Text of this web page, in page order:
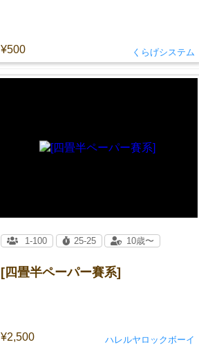
¥500 くらげシステム
[四畳半ペーパー賽系]
¥2,500
1-100 25-25 10歳〜
ハレルヤロックボーイ